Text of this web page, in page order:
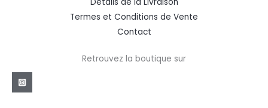
Détails de la Livraison
Termes et Conditions de Vente
Contact
Retrouvez la boutique sur